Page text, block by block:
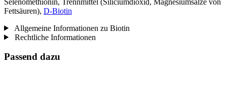
Fettsäuren), D‑Biotin
Allgemeine Informationen zu Biotin
Rechtliche Informationen
Passend dazu